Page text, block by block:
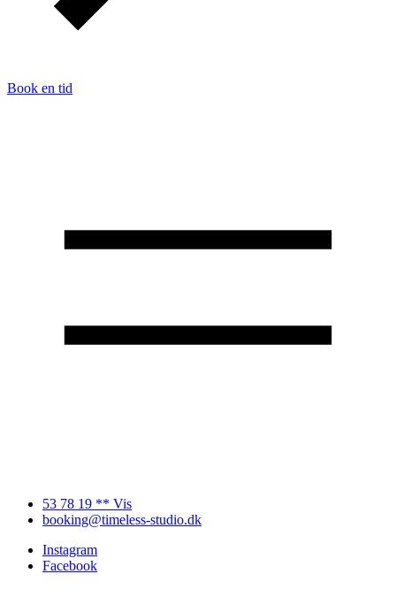
Book en tid
53 78 19 ** Vis
booking@timeless-studio.dk
Instagram
Facebook